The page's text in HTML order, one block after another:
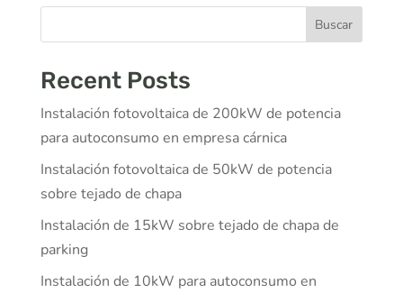
Buscar
Recent Posts
Instalación fotovoltaica de 200kW de potencia
para autoconsumo en empresa cárnica
Instalación fotovoltaica de 50kW de potencia
sobre tejado de chapa
Instalación de 15kW sobre tejado de chapa de
parking
Instalación de 10kW para autoconsumo en